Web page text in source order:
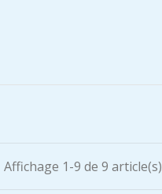
Affichage 1-9 de 9 article(s)